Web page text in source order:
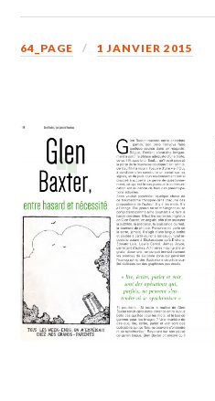
64_PAGE 1 JANVIER 2015